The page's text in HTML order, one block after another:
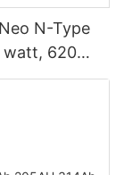
N-Type
watt, 620
hai mặt.